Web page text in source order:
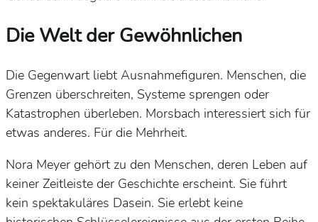
Die Welt der Gewöhnlichen
Die Gegenwart liebt Ausnahmefiguren. Menschen, die
Grenzen überschreiten, Systeme sprengen oder
Katastrophen überleben. Morsbach interessiert sich für
etwas anderes. Für die Mehrheit.
Nora Meyer gehört zu den Menschen, deren Leben auf
keiner Zeitleiste der Geschichte erscheint. Sie führt
kein spektakuläres Dasein. Sie erlebt keine